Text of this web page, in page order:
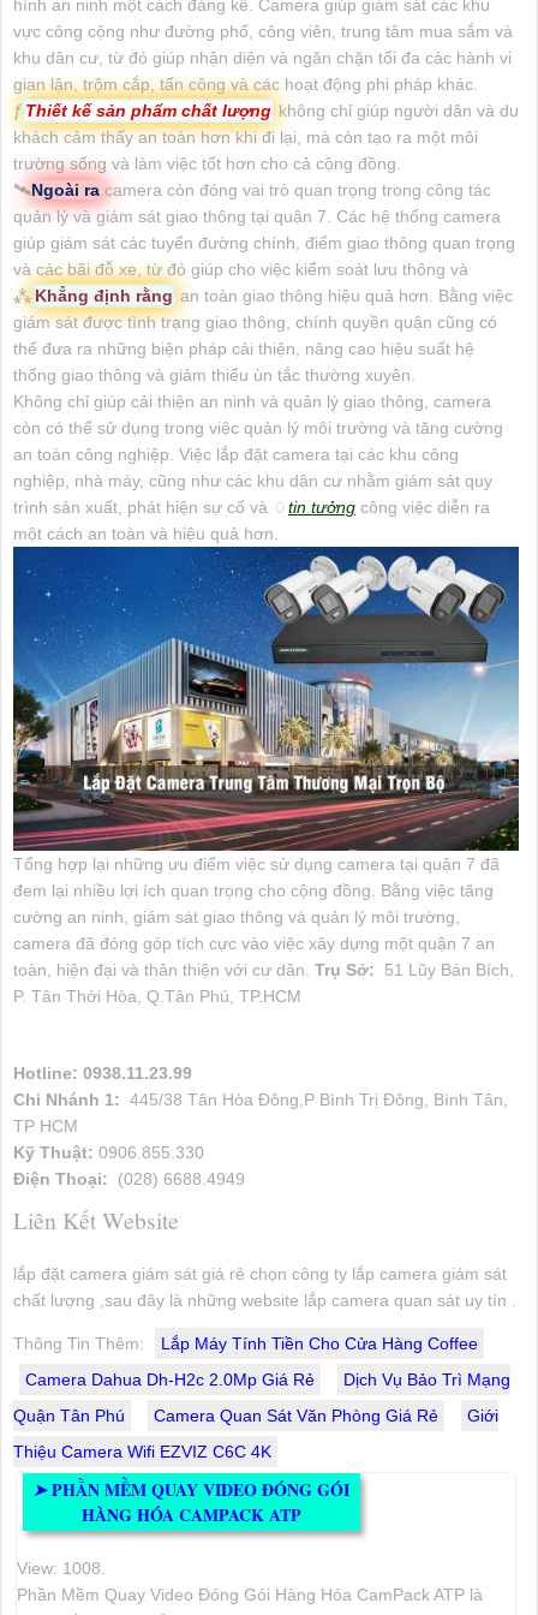
5,554,000 VNĐ
hình an ninh một cách đáng kể. Camera giúp giám sát các khu
vực công cộng như đường phố, công viên, trung tâm mua sắm và
khu dân cư, từ đó giúp nhận diện và ngăn chặn tối đa các hành vi
gian lận, trộm cắp, tấn công và các hoạt động phi pháp khác.
ƒ Thiết kế sản phẩm chất lượng không chỉ giúp người dân và du
khách cảm thấy an toàn hơn khi đi lại, mà còn tạo ra một môi
trường sống và làm việc tốt hơn cho cả cộng đồng.
🛰Ngoài ra camera còn đóng vai trò quan trọng trong công tác
quản lý và giám sát giao thông tại quận 7. Các hệ thống camera
giúp giám sát các tuyến đường chính, điểm giao thông quan trọng
và các bãi đỗ xe, từ đó giúp cho việc kiểm soát lưu thông và
⁂Khẳng định rằng an toàn giao thông hiệu quả hơn. Bằng việc
giám sát được tình trạng giao thông, chính quyền quận cũng có
thể đưa ra những biện pháp cải thiện, nâng cao hiệu suất hệ
thống giao thông và giảm thiểu ùn tắc thường xuyên.
Không chỉ giúp cải thiện an ninh và quản lý giao thông, camera
còn có thể sử dụng trong việc quản lý môi trường và tăng cường
an toàn công nghiệp. Việc lắp đặt camera tại các khu công
nghiệp, nhà máy, cũng như các khu dân cư nhằm giám sát quy
trình sản xuất, phát hiện sự cố và ♢tin tưởng công việc diễn ra
một cách an toàn và hiệu quả hơn.
Tổng hợp lại những ưu điểm việc sử dụng camera tại quận 7 đã
đem lại nhiều lợi ích quan trọng cho cộng đồng. Bằng việc tăng
cường an ninh, giám sát giao thông và quản lý môi trường,
camera đã đóng góp tích cực vào việc xây dựng một quận 7 an
toàn, hiện đại và thân thiện với cư dân. Trụ Sở:
51 Lũy Bán Bích,
P. Tân Thới Hòa, Q.Tân Phú, TP.HCM
Hotline: 0938.11.23.99
Chi Nhánh 1: 445/38 Tân Hòa Đông,P Bình Trị Đông, Bình Tân,
TP HCM
Kỹ Thuật: 0906.855.330
Điện Thoại:
(028) 6688.4949
Liên Kết Website
lắp đặt camera giám sát giá rẻ chọn công ty lắp camera giám sát
chất lượng ,sau đây là những website lắp camera quan sát uy tín .
Thông Tin Thêm:
Lắp Máy Tính Tiền Cho Cửa Hàng Coffee
Camera Dahua Dh-H2c 2.0Mp Giá Rẻ
Dịch Vụ Bảo Trì Mạng
Quận Tân Phú
Camera Quan Sát Văn Phòng Giá Rẻ
Giới
Thiệu Camera Wifi EZVIZ C6C 4K
➤PHẦN MỀM QUAY VIDEO ĐÓNG GÓI
HÀNG HÓA CAMPACK ATP
View: 1008.
Phần Mềm Quay Video Đóng Gói Hàng Hóa CamPack ATP là